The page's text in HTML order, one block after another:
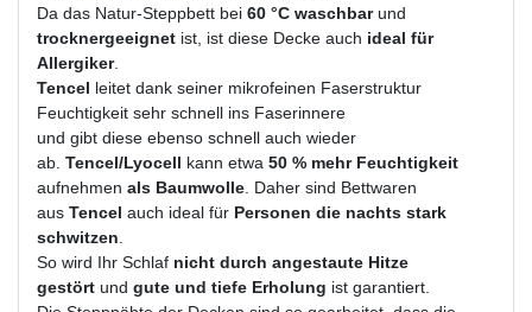
Da das Natur-Steppbett bei 60 °C waschbarund
trocknergeeignet ist, ist diese Decke auch ideal für
Allergiker.
Tencel leitet dank seiner mikrofeinen Faserstruktur
Feuchtigkeit sehr schnell ins Faserinnere
und gibt diese ebenso schnell auch wieder
ab. Tencel/Lyocell kann etwa 50 % mehr Feuchtigkeit
aufnehmen als Baumwolle. Daher sind Bettwaren
aus Tencel auch ideal für Personen die nachts stark
schwitzen.
So wird Ihr Schlaf nicht durch angestaute Hitze
gestört und gute und tiefe Erholung ist garantiert.